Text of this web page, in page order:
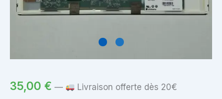
35,00 € —
Livraison offerte dès 20€